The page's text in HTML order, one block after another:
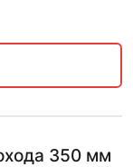
350 мм